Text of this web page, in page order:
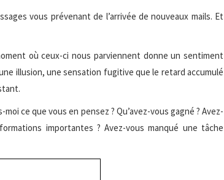
vous prévenant de l’arrivée de nouveaux mails. Et
où ceux-ci nous parviennent donne un sentiment
illusion, une sensation fugitive que le retard accumulé
ce que vous en pensez ? Qu’avez-vous gagné ? Avez-
importantes ? Avez-vous manqué une tâche